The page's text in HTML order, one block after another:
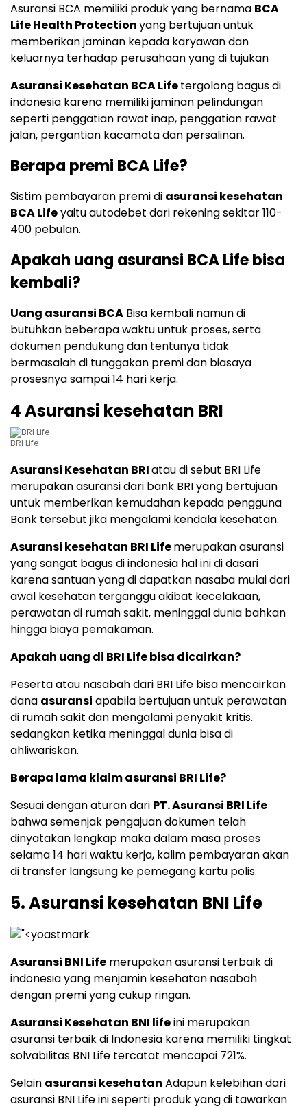
Asuransi BCA memiliki produk yang bernama BCA
Life Health Protectionyang bertujuan untuk
memberikan jaminan kepada karyawan dan
keluarnya terhadap perusahaan yang di tujukan
Asuransi Kesehatan BCA Lifetergolong bagus di
indonesia karena memiliki jaminan pelindungan
seperti penggatian rawat inap, penggatian rawat
jalan, pergantian kacamata dan persalinan.
Berapa premi BCA Life?
Sistim pembayaran premi di asuransi kesehatan
BCA Lifeyaitu autodebet dari rekening sekitar 110-
400 pebulan.
Apakah uang asuransi BCA Life bisa
kembali?
Uang asuransi BCA Bisa kembali namun di
butuhkan beberapa waktu untuk proses, serta
dokumen pendukung dan tentunya tidak
bermasalah di tunggakan premi dan biasaya
prosesnya sampai 14 hari kerja.
4 Asuransi kesehatan BRI
BRI Life
Asuransi Kesehatan BRIatau di sebut BRI Life
merupakan asuransi dari bank BRI yang bertujuan
untuk memberikan kemudahan kepada pengguna
Bank tersebut jika mengalami kendala kesehatan.
Asuransi kesehatan BRI Lifemerupakan asuransi
yang sangat bagus di indonesia hal ini di dasari
karena santuan yang di dapatkan nasaba mulai dari
awal kesehatan terganggu akibat kecelakaan,
perawatan di rumah sakit, meninggal dunia bahkan
hingga biaya pemakaman.
Apakah uang di BRI Life bisa dicairkan?
Peserta atau nasabah dari BRI Life bisa mencairkan
dana asuransi apabila bertujuan untuk perawatan
di rumah sakit dan mengalami penyakit kritis.
sedangkan ketika meninggal dunia bisa di
ahliwariskan.
Berapa lama klaim asuransi BRI Life?
Sesuai dengan aturan dari PT. Asuransi BRI Life
bahwa semenjak pengajuan dokumen telah
dinyatakan lengkap maka dalam masa proses
selama 14 hari waktu kerja, kalim pembayaran akan
di transfer langsung ke pemegang kartu polis.
5. Asuransi kesehatan BNI Life
Asuransi BNI Life merupakan asuransi terbaik di
indonesia yang menjamin kesehatan nasabah
dengan premi yang cukup ringan.
Asuransi Kesehatan BNI lifeini merupakan
asuransi terbaik di Indonesia karena memiliki tingkat
solvabilitas BNI Life tercatat mencapai 721%.
Selain asuransi kesehatan Adapun kelebihan dari
asuransi BNI Life ini seperti produk yang di tawarkan